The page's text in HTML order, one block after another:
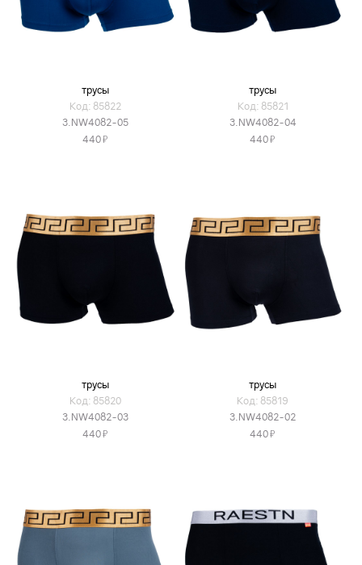
трусы
Код: 85822
3.NW4082-05
440Я
трусы
Код: 85821
3.NW4082-04
440Я
трусы
Код: 85820
3.NW4082-03
440Я
трусы
Код: 85819
3.NW4082-02
440Я